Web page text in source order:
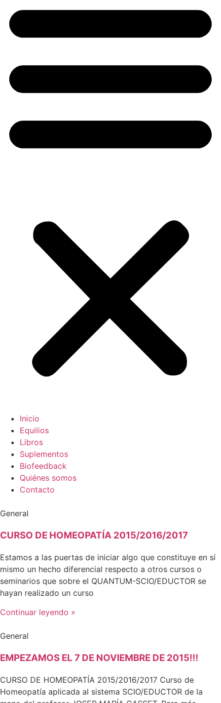
Inicio
Equilios
Libros
Suplementos
Biofeedback
Quiénes somos
Contacto
General
CURSO DE HOMEOPATÍA 2015/2016/2017
Estamos a las puertas de iniciar algo que constituye en sí
mismo un hecho diferencial respecto a otros cursos o
seminarios que sobre el QUANTUM-SCIO/EDUCTOR se
hayan realizado un curso
Continuar leyendo »
General
EMPEZAMOS EL 7 DE NOVIEMBRE DE 2015!!!
CURSO DE HOMEOPATÍA 2015/2016/2017 Curso de
Homeopatía aplicada al sistema SCIO/EDUCTOR de la